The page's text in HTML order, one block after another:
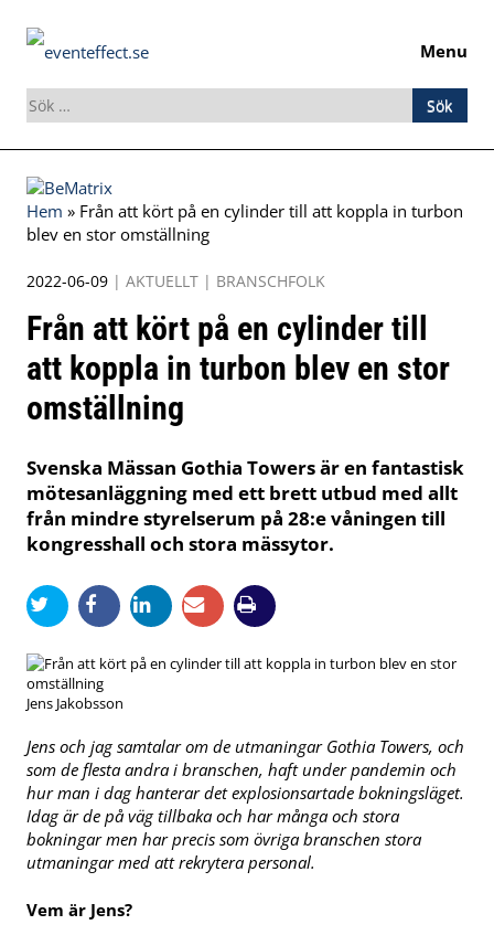
Menu
Sök
efter:
Skip
to
content
Hem » Från att kört på en cylinder till att koppla in turbon
blev en stor omställning
2022-06-09 | AKTUELLT | BRANSCHFOLK
Från att kört på en cylinder till
att koppla in turbon blev en stor
omställning
Svenska Mässan Gothia Towers är en fantastisk
mötesanläggning med ett brett utbud med allt
från mindre styrelserum på 28:e våningen till
kongresshall och stora mässytor.
Jens Jakobsson
Jens och jag samtalar om de utmaningar Gothia Towers, och
som de flesta andra i branschen, haft under pandemin och
hur man i dag hanterar det explosionsartade bokningsläget.
Idag är de på väg tillbaka och har många och stora
bokningar men har precis som övriga branschen stora
utmaningar med att rekrytera personal.
Vem är Jens?